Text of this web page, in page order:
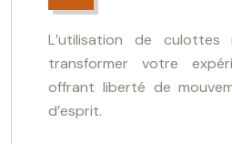
L’utilisation de culottes
transformer votre
offrant liberté de
d’esprit.